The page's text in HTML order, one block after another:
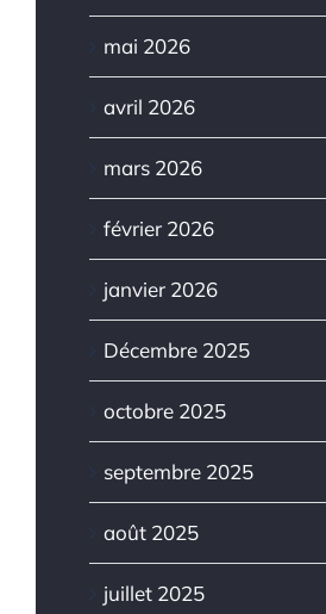
mai 2026
avril 2026
mars 2026
février 2026
janvier 2026
Décembre 2025
octobre 2025
septembre 2025
août 2025
juillet 2025